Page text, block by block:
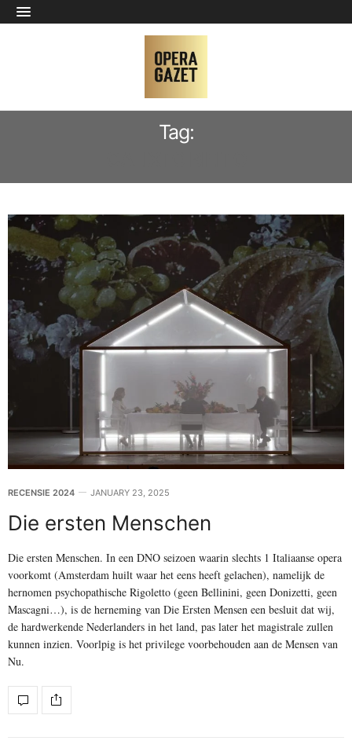
Tag:
RECENSIE 2024 JANUARY 23, 2025
Die ersten Menschen
Die ersten Menschen. In een DNO seizoen waarin slechts 1 Italiaanse opera
voorkomt (Amsterdam huilt waar het eens heeft gelachen), namelijk de
hernomen psychopathische Rigoletto (geen Bellinini, geen Donizetti, geen
Mascagni…), is de herneming van Die Ersten Mensen een besluit dat wij,
de hardwerkende Nederlanders in het land, pas later het magistrale zullen
kunnen inzien. Voorlpig is het privilege voorbehouden aan de Mensen van
Nu.